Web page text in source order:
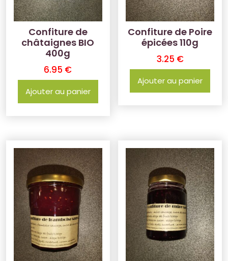
Confiture de
châtaignes BIO
400g
6.95 €
Ajouter au panier
Confiture de Poire
épicées 110g
3.25 €
Ajouter au panier